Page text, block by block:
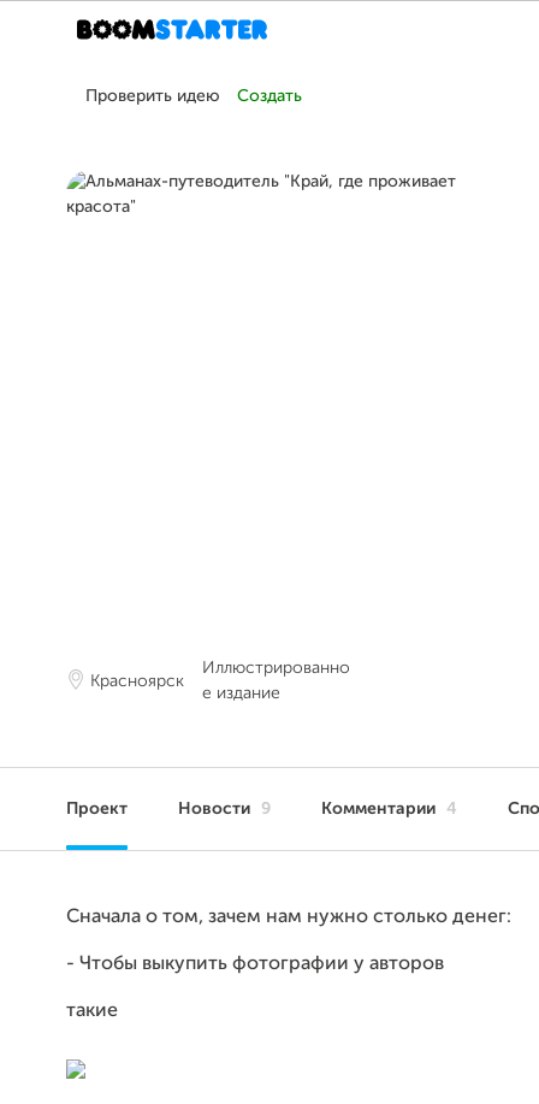
Проверить идею Создать
Красноярск
Иллюстрированно
е издание
Проект Новости 9 Комментарии 4
Сначала о том, зачем нам нужно столько денег:
- Чтобы выкупить фотографии у авторов
такие